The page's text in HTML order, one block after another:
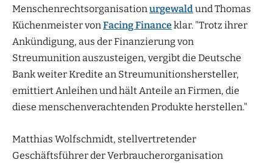
Menschenrechtsorganisationurgewaldund Thomas
Küchenmeister vonFacing Financeklar. "Trotz ihrer
Ankündigung, aus der Finanzierung von
Streumunition auszusteigen, vergibt die Deutsche
Bank weiter Kredite an Streumunitionshersteller,
emittiert Anleihen und hält Anteile an Firmen, die
diese menschenverachtenden Produkte herstellen."
Matthias Wolfschmidt, stellvertretender
Geschäftsführer der Verbraucherorganisation